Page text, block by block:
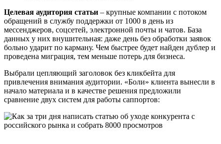
Целевая аудитория статьи – крупные компании с потоком
обращений в службу поддержки от 1000 в день из
мессенджеров, соцсетей, электронной почты и чатов. База
данных у них внушительная: даже день без обработки заявок
больно ударит по карману. Чем быстрее будет найден дублер и
проведена миграция, тем меньше потерь для бизнеса.
Выбрали цепляющий заголовок без кликбейта для
привлечения внимания аудитории. «Боли» клиента вынесли в
начало материала и в качестве решения предложили
сравнение двух систем для работы саппортов: